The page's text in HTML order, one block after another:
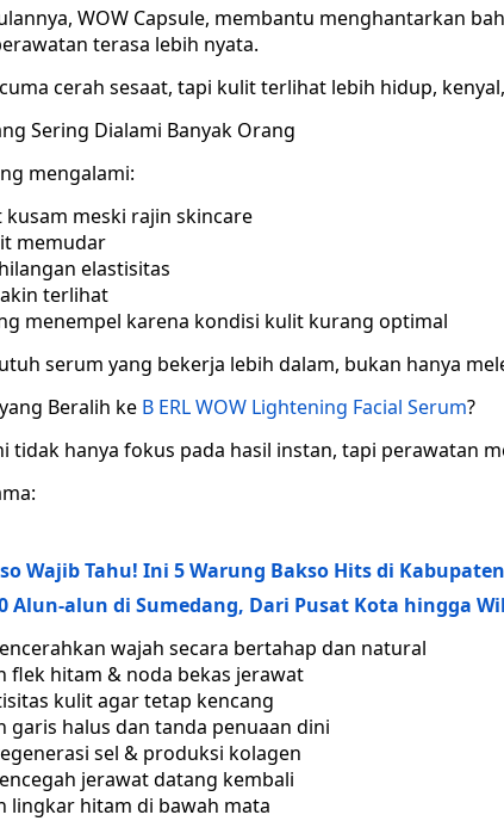
WOW Capsule, membantu menghantarkan
terasa lebih nyata.
cerah sesaat, tapi kulit terlihat lebih hidup,
Sering Dialami Banyak Orang
mengalami:
meski rajin skincare
memudar
elastisitas
terlihat
menempel karena kondisi kulit kurang optimal
serum yang bekerja lebih dalam, bukan hanya
Beralih ke B ERL WOW Lightening Facial Serum?
tidak hanya fokus pada hasil instan, tapi perawatan
Wajib Tahu! Ini 5 Warung Bakso Hits di
Alun-alun di Sumedang, Dari Pusat Kota hingga
wajah secara bertahap dan natural
flek hitam & noda bekas jerawat
kulit agar tetap kencang
garis halus dan tanda penuaan dini
sel & produksi kolagen
jerawat datang kembali
lingkar hitam di bawah mata